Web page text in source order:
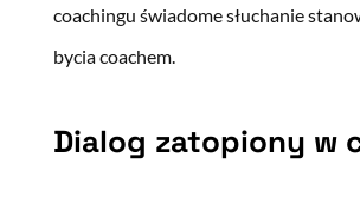
coachingu świadome słuchanie
bycia coachem.
Dialog zatopiony w